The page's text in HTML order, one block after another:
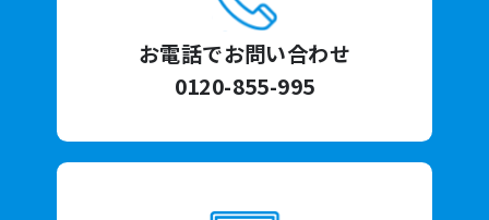
お電話でお問い合わせ
0120-855-995